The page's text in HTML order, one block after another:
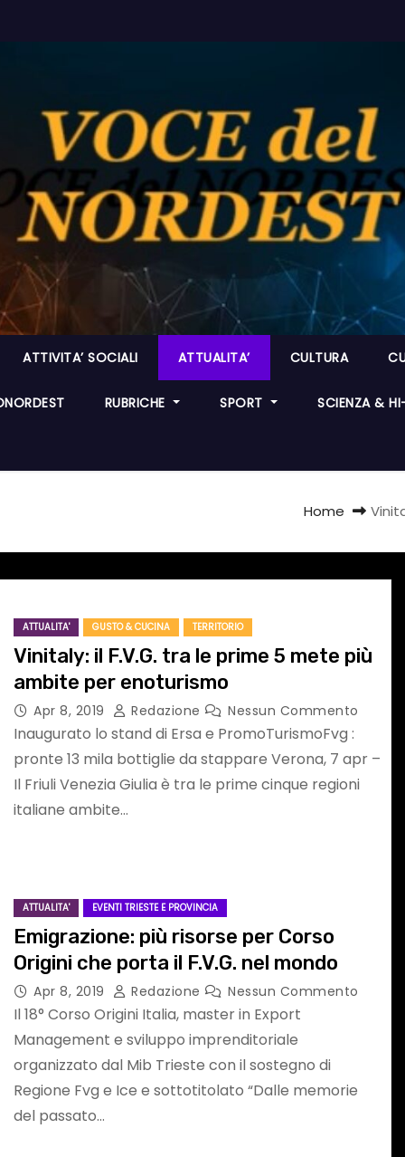
ATTIVITA’ SOCIALI ATTUALITA’ CULTURA
RUBRICHE SPORT SCIENZA &
Home
ATTUALITA' GUSTO & CUCINA TERRITORIO
Vinitaly: il F.V.G. tra le prime 5 mete più
ambite per enoturismo
Apr 8, 2019 Redazione Nessun Commento
Inaugurato lo stand di Ersa e PromoTurismoFvg :
pronte 13 mila bottiglie da stappare Verona, 7 apr –
Il Friuli Venezia Giulia è tra le prime cinque regioni
italiane ambite…
ATTUALITA' EVENTI TRIESTE E PROVINCIA
Emigrazione: più risorse per Corso
Origini che porta il F.V.G. nel mondo
Apr 8, 2019 Redazione Nessun Commento
Il 18° Corso Origini Italia, master in Export
Management e sviluppo imprenditoriale
organizzato dal Mib Trieste con il sostegno di
Regione Fvg e Ice e sottotitolato “Dalle memorie
del passato…
SPORT FURLAN
PAR FURLAN: ai